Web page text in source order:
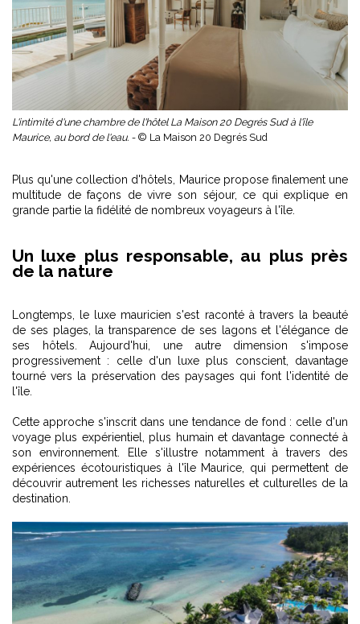
L'intimité d'une chambre de l'hôtel La Maison 20 Degrés Sud à l'île
Maurice, au bord de l'eau. - © La Maison 20 Degrés Sud
Plus qu'une collection d'hôtels, Maurice propose finalement une
multitude de façons de vivre son séjour, ce qui explique en
grande partie la fidélité de nombreux voyageurs à l'île.
Un luxe plus responsable, au plus près
de la nature
Longtemps, le luxe mauricien s'est raconté à travers la beauté
de ses plages, la transparence de ses lagons et l'élégance de
ses hôtels. Aujourd'hui, une autre dimension s'impose
progressivement : celle d'un luxe plus conscient, davantage
tourné vers la préservation des paysages qui font l'identité de
l'île.
Cette approche s'inscrit dans une tendance de fond : celle d'un
voyage plus expérientiel, plus humain et davantage connecté à
son environnement. Elle s'illustre notamment à travers des
expériences écotouristiques à l'île Maurice , qui permettent de
découvrir autrement les richesses naturelles et culturelles de la
destination.